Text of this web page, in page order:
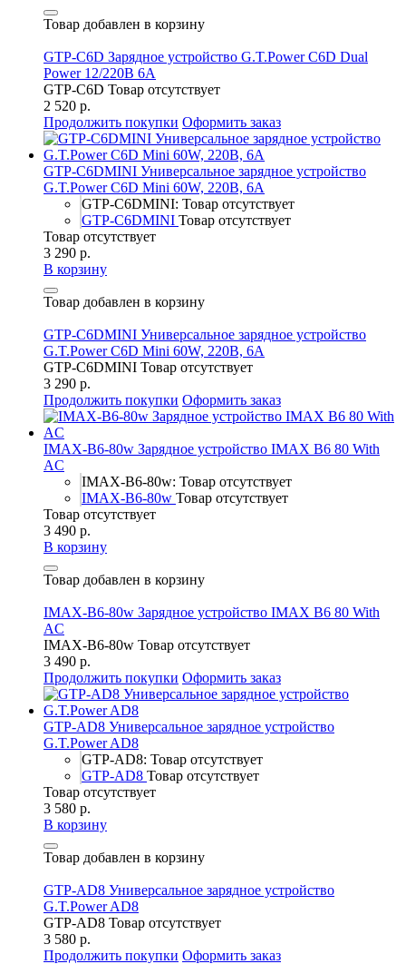
Товар добавлен в корзину
GTP-C6D Зарядное устройство G.T.Power C6D Dual
Power 12/220В 6A
GTP-C6D Товар отсутствует
2 520 р.
Продолжить покупки Оформить заказ
GTP-C6DMINI Универсальное зарядное устройство
G.T.Power C6D Mini 60W, 220В, 6A
GTP-C6DMINI: Товар отсутствует
GTP-C6DMINI Товар отсутствует
Товар отсутствует
3 290 р.
В корзину
Товар добавлен в корзину
GTP-C6DMINI Универсальное зарядное устройство
G.T.Power C6D Mini 60W, 220В, 6A
GTP-C6DMINI Товар отсутствует
3 290 р.
Продолжить покупки Оформить заказ
IMAX-B6-80w Зарядное устройство IMAX B6 80 With
AC
IMAX-B6-80w: Товар отсутствует
IMAX-B6-80w Товар отсутствует
Товар отсутствует
3 490 р.
В корзину
Товар добавлен в корзину
IMAX-B6-80w Зарядное устройство IMAX B6 80 With
AC
IMAX-B6-80w Товар отсутствует
3 490 р.
Продолжить покупки Оформить заказ
GTP-AD8 Универсальное зарядное устройство
G.T.Power AD8
GTP-AD8: Товар отсутствует
GTP-AD8 Товар отсутствует
Товар отсутствует
3 580 р.
В корзину
Товар добавлен в корзину
GTP-AD8 Универсальное зарядное устройство
G.T.Power AD8
GTP-AD8 Товар отсутствует
3 580 р.
Продолжить покупки Оформить заказ